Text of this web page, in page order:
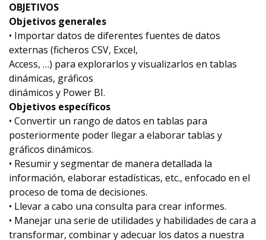
OBJETIVOS
Objetivos generales
• Importar datos de diferentes fuentes de datos
externas (ficheros CSV, Excel,
Access, …) para explorarlos y visualizarlos en tablas
dinámicas, gráficos
dinámicos y Power BI.
Objetivos específicos
• Convertir un rango de datos en tablas para
posteriormente poder llegar a elaborar tablas y
gráficos dinámicos.
• Resumir y segmentar de manera detallada la
información, elaborar estadísticas, etc., enfocado en el
proceso de toma de decisiones.
• Llevar a cabo una consulta para crear informes.
• Manejar una serie de utilidades y habilidades de cara a
transformar, combinar y adecuar los datos a nuestra